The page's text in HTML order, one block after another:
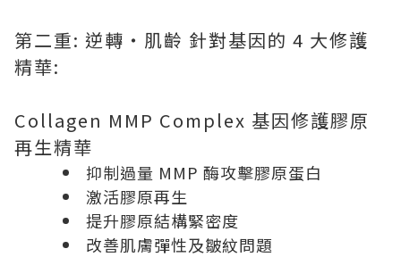
第二重: 逆轉‧肌齡 針對基因的 4 大修護
精華:
Collagen MMP Complex 基因修護膠原
再生精華
抑制過量 MMP 酶攻擊膠原蛋白
激活膠原再生
提升膠原結構緊密度
改善肌膚彈性及皺紋問題